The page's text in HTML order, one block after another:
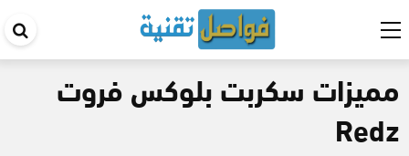
مميزات سكربت بلوكس فروت
Redz